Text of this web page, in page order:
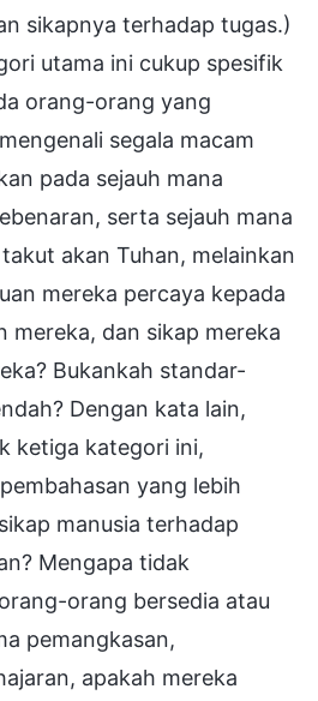
sikapnya terhadap tugas.)
utama ini cukup spesifik
orang-orang yang
segala macam
pada sejauh mana
serta sejauh mana
akan Tuhan, melainkan
mereka percaya kepada
mereka, dan sikap mereka
Bukankah standar-
Dengan kata lain,
ketiga kategori ini,
yang lebih
manusia terhadap
Mengapa tidak
orang bersedia atau
pemangkasan,
apakah mereka